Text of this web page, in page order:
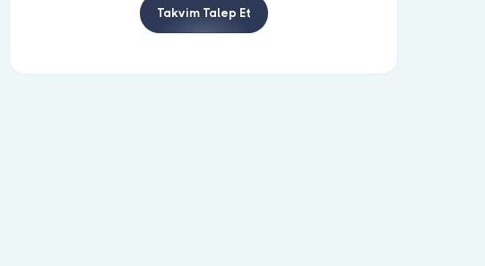
Takvim Talep Et